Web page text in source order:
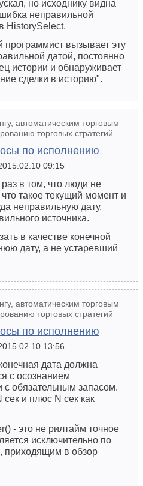
но исходнику видна
неправильной
HistorySelect.
вызывает эту
датой, постоянно
истории и обнаруживает
сделки в историю".
автоматическим торговым
торговых стратегий
по исполнению
2015.02.10 09:15
в том, что люди не
такое текущий момент и
неправильную дату,
источника.
в качестве конечной
дату, а не устаревший
автоматическим торговым
торговых стратегий
по исполнению
2015.02.10 13:56
дата должна
с осознанием
с обязательным запасом.
сек и плюс N сек как
- это не рилтайм точное
исключительно по
приходящим в обзор